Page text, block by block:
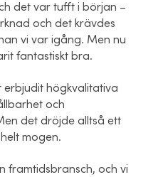
det var tufft i början –
och det krävdes
vi var igång. Men nu
fantastiskt bra.
erbjudit högkvalitativa
och
det dröjde alltså ett
mogen.
framtidsbransch, och vi